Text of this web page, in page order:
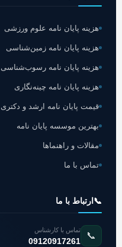
هزینه پایان نامه علوم ورزشی
هزینه پایان نامه زمین‌شناسی
هزینه پایان نامه رسوب‌شناسی
هزینه پایان نامه چینه‌نگاری
قیمت پایان نامه ارشد و دکتری
بهترین موسسه پایان نامه
مقالات و راهنماها
تماس با ما
📞 ارتباط با ما
📞
تماس با کارشناس
09120917261